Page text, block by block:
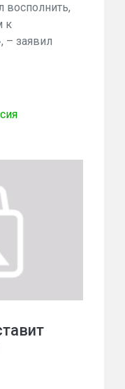
восполнить,
к
– заявил